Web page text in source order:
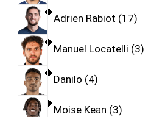
Adrien Rabiot 17
Manuel Locatelli 3
Danilo 4
Moise Kean 3